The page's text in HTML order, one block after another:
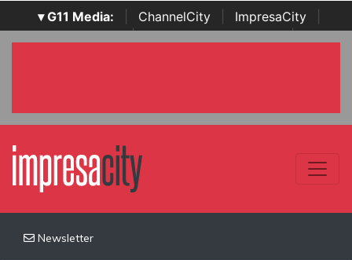
▾ G11 Media: ChannelCity ImpresaCity
SecurityOpenLab | Italian Channel Awards | Italian
Newsletter